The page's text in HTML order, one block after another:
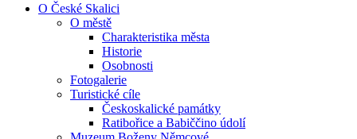
O České Skalici
O městě
Charakteristika města
Historie
Osobnosti
Fotogalerie
Turistické cíle
Českoskalické památky
Ratibořice a Babiččino údolí